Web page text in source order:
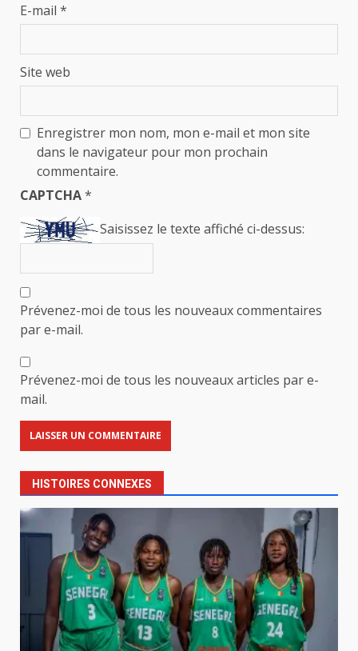
E-mail *
Site web
Enregistrer mon nom, mon e-mail et mon site
dans le navigateur pour mon prochain
commentaire.
CAPTCHA*
Saisissez le texte affiché ci-dessus:
Prévenez-moi de tous les nouveaux commentaires
par e-mail.
Prévenez-moi de tous les nouveaux articles par e-
mail.
HISTOIRES CONNEXES